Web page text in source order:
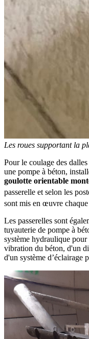
Les roues supportant la
Pour le coulage des
une pompe à béton,
goulotte orientable
passerelle et selon les
sont mis en œuvre
Les passerelles sont
tuyauterie de pompe à
système hydraulique
vibration du béton, d'un
d'un système d’éclairage